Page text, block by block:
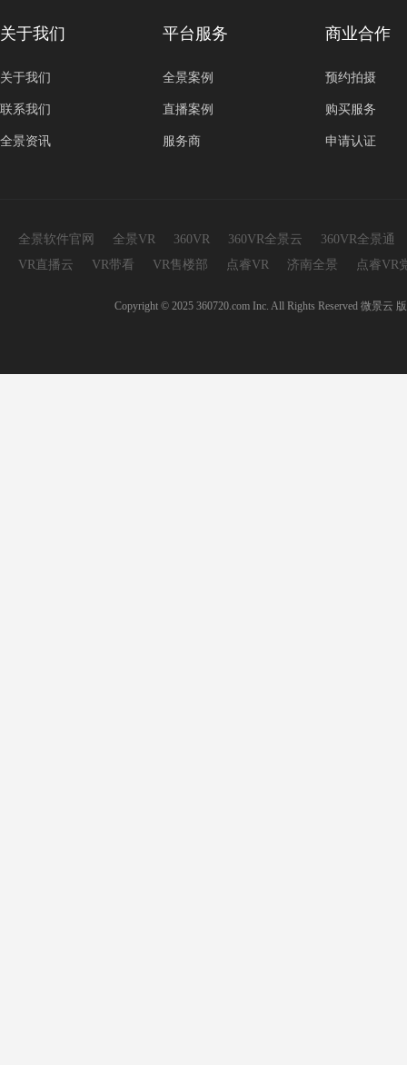
关于我们
关于我们
联系我们
全景资讯
平台服务
全景案例
直播案例
服务商
商业合作
预约拍摄
购买服务
申请认证
全景软件官网 全景VR 360VR 360VR全景云
360VR全景通
VR直播云
VR带看 VR售楼部 点睿VR 济南全景 点睿VR
Copyright © 2025 360720.com Inc. All Rights Reserved 微景